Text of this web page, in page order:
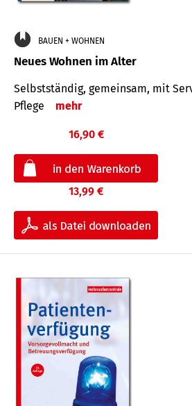
BAUEN + WOHNEN
Neues Wohnen im Alter
Selbstständig, gemeinsam, mit
Pflege
mehr
16,90 €
13,99 €